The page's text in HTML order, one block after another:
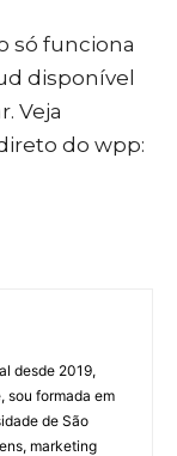
só funciona
disponível
Veja
do wpp:
desde 2019,
sou formada em
de São
marketing